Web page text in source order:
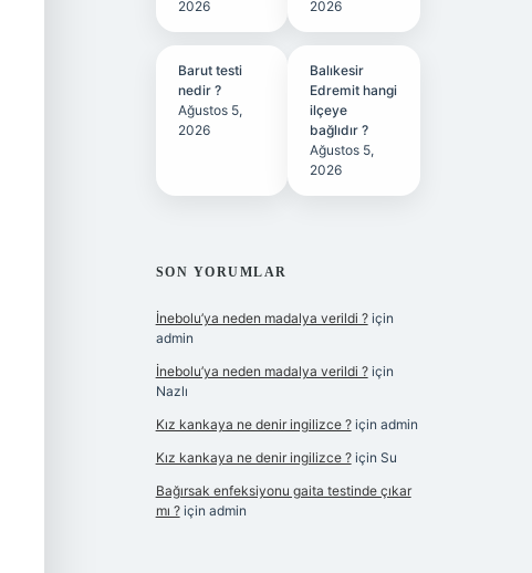
2026
2026
Barut testi
nedir ?
Ağustos 5,
2026
Balıkesir
Edremit hangi
ilçeye
bağlıdır ?
Ağustos 5,
2026
SON YORUMLAR
İnebolu’ya neden madalya verildi ?için
admin
İnebolu’ya neden madalya verildi ?için
Nazlı
Kız kankaya ne denir ingilizce ?için admin
Kız kankaya ne denir ingilizce ?için Su
Bağırsak enfeksiyonu gaita testinde çıkar
mı ?için admin